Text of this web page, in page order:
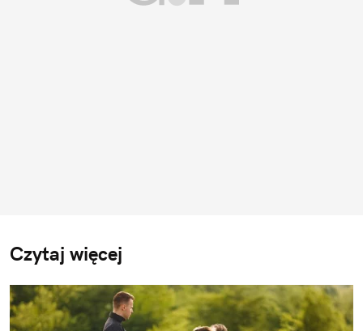
Czytaj więcej